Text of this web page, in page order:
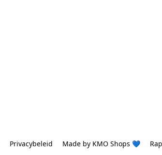
Privacybeleid Made by KMO Shops 💙